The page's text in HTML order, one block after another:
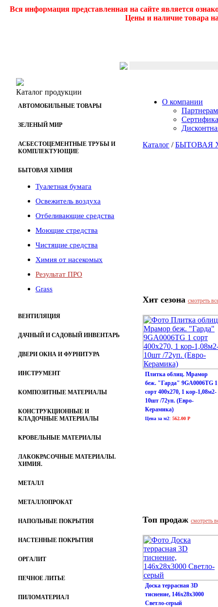
Вся информация представленная на сайте является
Цены и наличие товара
Каталог продукции
АВТОМОБИЛЬНЫЕ ТОВАРЫ
ЗЕЛЕНЫЙ МИР
АСБЕСТОЦЕМЕНТНЫЕ ТРУБЫ И
КОМПЛЕКТУЮЩИЕ
БЫТОВАЯ ХИМИЯ
Туалетная бумага
Освежитель воздуха
Отбеливающие средства
Моющие стредства
Чистящие средства
Химия от насекомых
Результат ПРО
Grass
ВЕНТИЛЯЦИЯ
ДАЧНЫЙ И САДОВЫЙ ИНВЕНТАРЬ
ДВЕРИ ОКНА И ФУРНИТУРА
ИНСТРУМЕНТ
КОМПОЗИТНЫЕ МАТЕРИАЛЫ
КОНСТРУКЦИОННЫЕ И
КЛАДОЧНЫЕ МАТЕРИАЛЫ
КРОВЕЛЬНЫЕ МАТЕРИАЛЫ
ЛАКОКРАСОЧНЫЕ МАТЕРИАЛЫ.
ХИМИЯ.
МЕТАЛЛ
МЕТАЛЛОПРОКАТ
НАПОЛЬНЫЕ ПОКРЫТИЯ
НАСТЕННЫЕ ПОКРЫТИЯ
ОРГАЛИТ
ПЕЧНОЕ ЛИТЬЕ
ПИЛОМАТЕРИАЛ
О компании
Партнерам
Каталог /БЫТОВАЯ
Хит сезона смотреть
Плитка облиц. Мрамор
беж. "Гарда" 9GA0006TG 1
сорт 400х270, 1 кор-1,08м2-
10шт /72уп. (Евро-
Керамика)
Цена за м2: 562.00 Р
Топ продаж смотреть
Доска террасная 3D
тиснение, 146х28х3000
Светло-серый